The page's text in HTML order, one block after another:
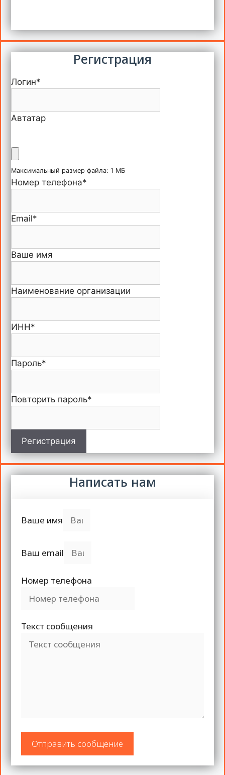
Регистрация
Логин*
Автатар
Максимальный размер файла: 1 МБ
Номер телефона*
Email*
Ваше имя
Наименование организации
ИНН*
Пароль*
Повторить пароль*
Регистрация
Написать нам
Ваше имя
Ваш email
Номер телефона
Текст сообщения
Отправить сообщение